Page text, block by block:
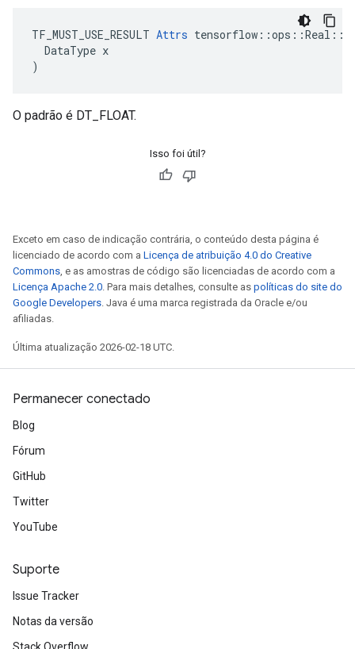
TF_MUST_USE_RESULT Attrs
  DataType x
)
O padrão é DT_FLOAT.
Isso foi útil?
Exceto em caso de indicação contrária, o conteúdo desta página é
licenciado de acordo com a Licença de atribuição 4.0 do Creative
Commons, e as amostras de código são licenciadas de acordo com a
Licença Apache 2.0. Para mais detalhes, consulte as políticas do site do
Google Developers. Java é uma marca registrada da Oracle e/ou
afiliadas.
Última atualização 2026-02-18 UTC.
Permanecer conectado
Blog
Fórum
GitHub
Twitter
YouTube
Suporte
Issue Tracker
Notas da versão